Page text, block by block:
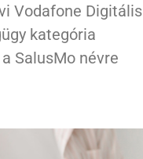
Vodafone Digitális
kategória
SalusMo névre